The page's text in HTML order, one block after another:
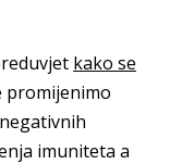
kako se
promijenimo
imuniteta a